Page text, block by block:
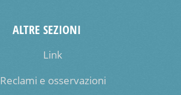
ALTRE SEZIONI
Link
Reclami e osservazioni